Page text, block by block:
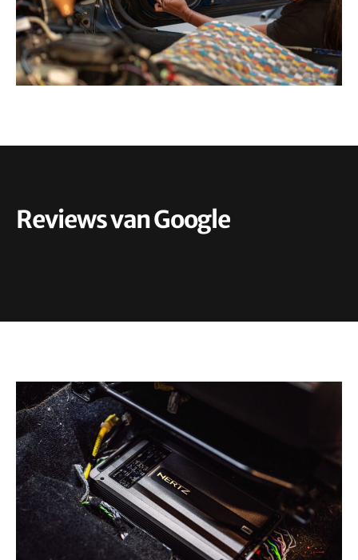
Reviews van Google